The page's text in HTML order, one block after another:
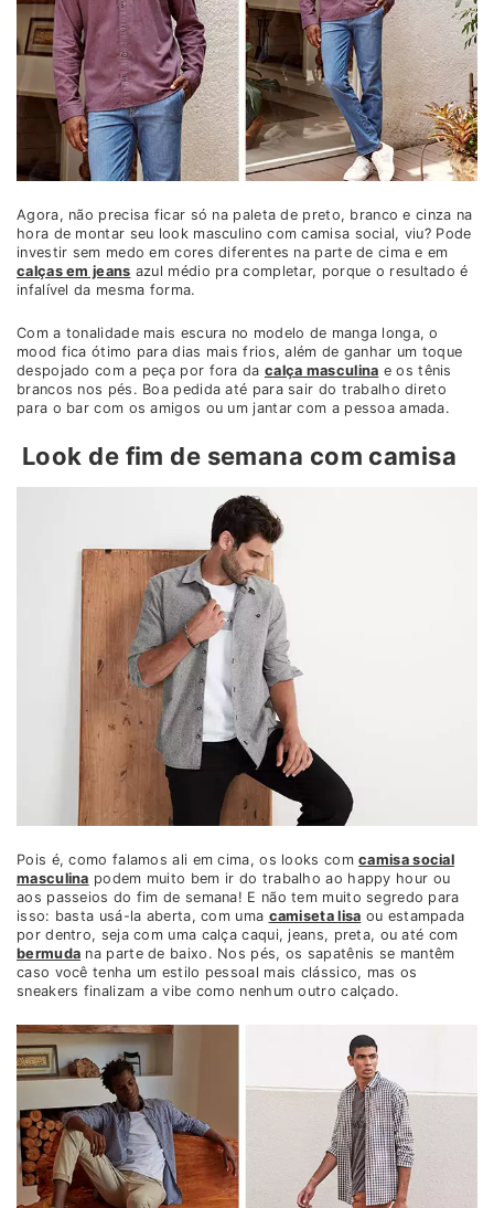
Agora, não precisa ficar só na paleta de preto, branco e cinza na
hora de montar seu look masculino com camisa social, viu? Pode
investir sem medo em cores diferentes na parte de cima e em
calças em jeans azul médio pra completar, porque o resultado é
infalível da mesma forma.
Com a tonalidade mais escura no modelo de manga longa, o
mood fica ótimo para dias mais frios, além de ganhar um toque
despojado com a peça por fora da calça masculina e os tênis
brancos nos pés. Boa pedida até para sair do trabalho direto
para o bar com os amigos ou um jantar com a pessoa amada.
Look de fim de semana com camisa
Pois é, como falamos ali em cima, os looks comcamisa social
masculina podem muito bem ir do trabalho ao happy hour ou
aos passeios do fim de semana! E não tem muito segredo para
isso: basta usá-la aberta, com uma camiseta lisa ou estampada
por dentro, seja com uma calça caqui, jeans, preta, ou até com
bermuda na parte de baixo. Nos pés, os sapatênis se mantêm
caso você tenha um estilo pessoal mais clássico, mas os
sneakers finalizam a vibe como nenhum outro calçado.